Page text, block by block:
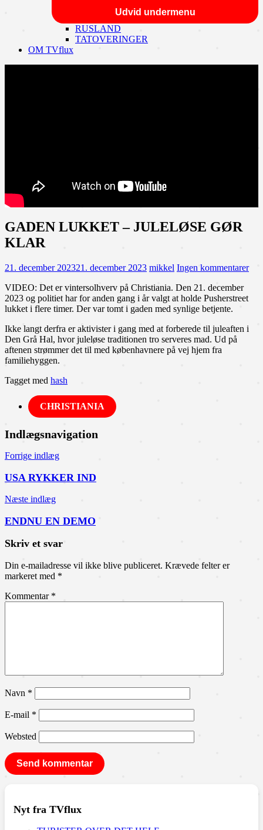
Udvid undermenu
RUSLAND
TATOVERINGER
OM TVflux
GADEN LUKKET – JULELØSE GØR
KLAR
21. december 202321. december 2023 mikkel Ingen kommentarer
VIDEO: Det er vintersolhverv på Christiania. Den 21. december
2023 og politiet har for anden gang i år valgt at holde Pusherstreet
lukket i flere timer. Der var tomt i gaden med synlige betjente.
Ikke langt derfra er aktivister i gang med at forberede til juleaften i
Den Grå Hal, hvor juleløse traditionen tro serveres mad. Ud på
aftenen strømmer det til med københavnere på vej hjem fra
familiehyggen.
Tagget med hash
CHRISTIANIA
Indlægsnavigation
Forrige indlæg
USA RYKKER IND
Næste indlæg
ENDNU EN DEMO
Skriv et svar
Din e-mailadresse vil ikke blive publiceret. Krævede felter er
markeret med *
Kommentar *
Navn *
E-mail *
Websted
Nyt fra TVflux